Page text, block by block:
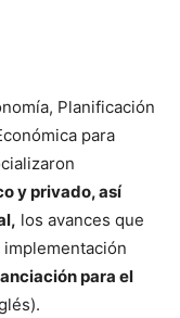
Planificación
para
y privado, así
los avances que
implementación
para el